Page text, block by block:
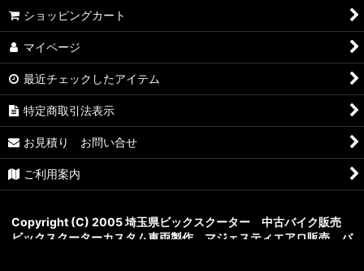
ショッピングカート
マイページ
最近チェックしたアイテム
特定商取引法表示
お見積り お問い合せ
ご利用案内
Copyright (C) 2005 埼玉県ビックスクーター 中古バイク販売
ビックスクーターカスタム車両製作 マジェスティエアロ販売 バ